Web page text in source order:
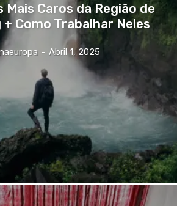
Mais Caros da Região de
Como Trabalhar Neles
- Abril 1, 2025